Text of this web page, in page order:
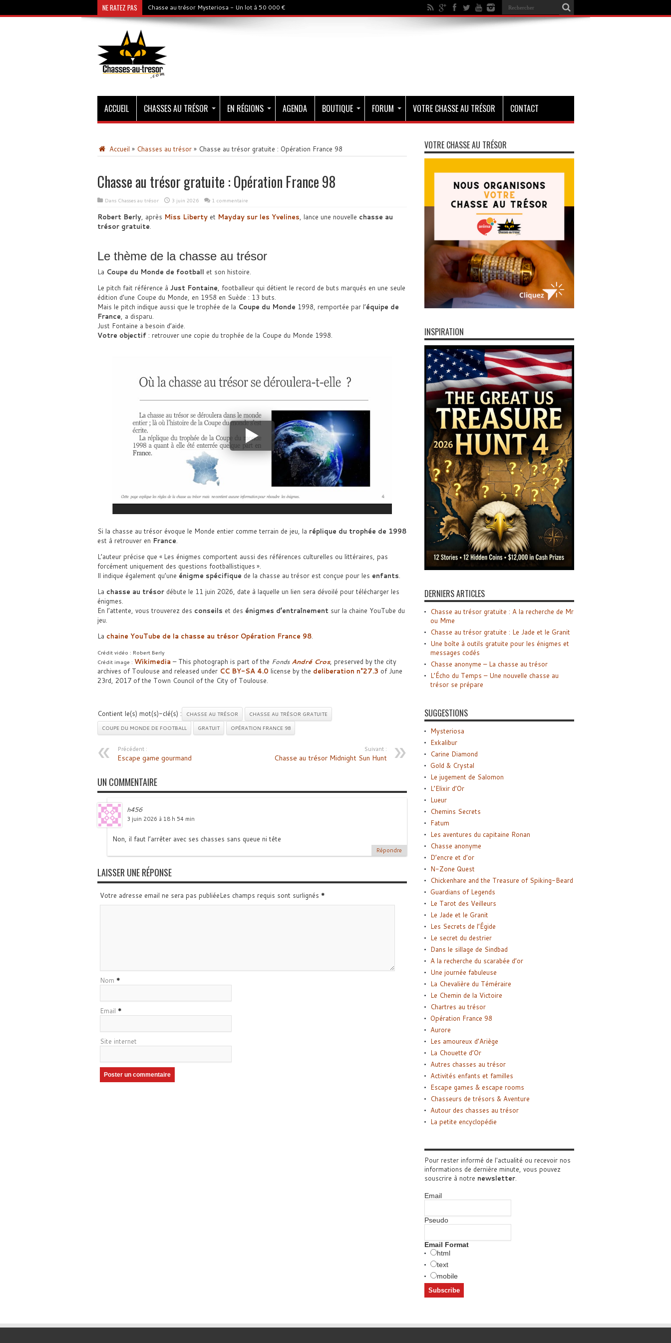
NE RATEZ PAS Chasse au trésor Mysteriosa - Un lot à 50 000 €
ACCUEIL CHASSES AU TRÉSOR EN RÉGIONS AGENDA BOUTIQUE FORUM VOTRE CHASSE AU TRÉSOR CONTACT
Accueil » Chasses au trésor » Chasse au trésor gratuite : Opération France 98
Chasse au trésor gratuite : Opération France 98
Dans Chasses au trésor 3 juin 2026 1 commentaire
Robert Berly, après Miss Libertyet Mayday sur les Yvelines, lance une nouvelle chasse au
trésor gratuite.
Le thème de la chasse au trésor
La Coupe du Monde de football et son histoire.
Le pitch fait référence à Just Fontaine, footballeur qui détient le record de buts marqués en une seule
édition d’une Coupe du Monde, en 1958 en Suède : 13 buts.
Mais le pitch indique aussi que le trophée de la Coupe du Monde 1998, remportée par l’équipe de
France, a disparu.
Just Fontaine a besoin d’aide.
Votre objectif: retrouver une copie du trophée de la Coupe du Monde 1998.
Si la chasse au trésor évoque le Monde entier comme terrain de jeu, la réplique du trophée de 1998
est à retrouver en France.
L’auteur précise que « Les énigmes comportent aussi des références culturelles ou littéraires, pas
forcément uniquement des questions footballistiques ».
Il indique également qu’une énigme spécifique de la chasse au trésor est conçue pour les enfants.
La chasse au trésordébute le 11 juin 2026, date à laquelle un lien sera dévoilé pour télécharger les
énigmes.
En l’attente, vous trouverez des conseils et des énigmes d’entraînementsur la chaine YouTube du
jeu.
La chaine YouTube de la chasse au trésor Opération France 98.
Crédit vidéo : Robert Berly
Crédit image : Wikimedia – This photograph is part of the Fonds André Cros, preserved by the city
archives of Toulouse and released under CC BY-SA 4.0 license by the deliberation n°27.3 of June
23rd, 2017 of the Town Council of the City of Toulouse.
Contient le(s) mot(s)-clé(s) : CHASSE AU TRÉSOR
CHASSE AU TRÉSOR GRATUITE
COUPE DU MONDE DE FOOTBALL
GRATUIT OPÉRATION FRANCE 98
Précédent :
Escape game gourmand
Suivant :
Chasse au trésor Midnight Sun Hunt
UN COMMENTAIRE
h456
3 juin 2026 à 18 h 54 min
Non, il faut l’arrêter avec ses chasses sans queue ni tête
Répondre
LAISSER UNE RÉPONSE
Votre adresse email ne sera pas publiéeLes champs requis sont surlignés *
Nom *
Email *
Site internet
VOTRE CHASSE AU TRÉSOR
INSPIRATION
DERNIERS ARTICLES
Chasse au trésor gratuite : A la recherche de Mr
ou Mme
Chasse au trésor gratuite : Le Jade et le Granit
Une boîte à outils gratuite pour les énigmes et
messages codés
Chasse anonyme – La chasse au trésor
L’Écho du Temps – Une nouvelle chasse au
trésor se prépare
SUGGESTIONS
Mysteriosa
Exkalibur
Carine Diamond
Gold & Crystal
Le jugement de Salomon
L’Elixir d’Or
Lueur
Chemins Secrets
Fatum
Les aventures du capitaine Ronan
Chasse anonyme
D’encre et d’or
N-Zone Quest
Chickenhare and the Treasure of Spiking-Beard
Guardians of Legends
Le Tarot des Veilleurs
Le Jade et le Granit
Les Secrets de l’Égide
Le secret du destrier
Dans le sillage de Sindbad
A la recherche du scarabée d’or
Une journée fabuleuse
La Chevalière du Téméraire
Le Chemin de la Victoire
Chartres au trésor
Opération France 98
Aurore
Les amoureux d’Ariège
La Chouette d’Or
Autres chasses au trésor
Activités enfants et familles
Escape games & escape rooms
Chasseurs de trésors & Aventure
Autour des chasses au trésor
La petite encyclopédie
Pour rester informé de l'actualité ou recevoir nos
informations de dernière minute, vous pouvez
souscrire à notre newsletter.
Email
Pseudo
Email Format
html
text
mobile